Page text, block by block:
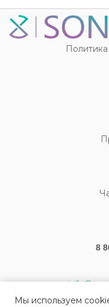
8
Мы используем